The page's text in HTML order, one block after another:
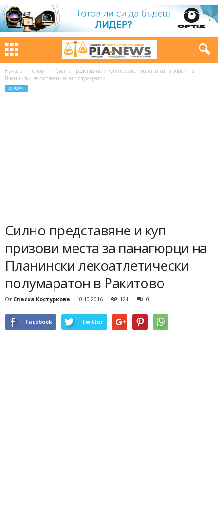
Начало Спорт
Силно представяне и куп призови места за панагюрци на
Планински лекоатлетически полумаратон...
СПОРТ
Силно представяне и куп
призови места за панагюрци на
Планински лекоатлетически
полумаратон в Ракитово
От Спаска Костуркова - 10.10.2016 124 0
Facebook Twitter